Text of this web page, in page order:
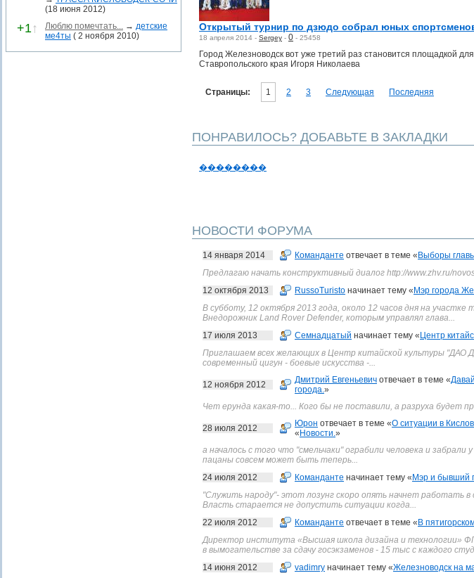
(18 июня 2012)
+1↑ Люблю помечтать... → детские
ме4ты ( 2 ноября 2010)
Открытый турнир по дзюдо собрал юных
18 апреля 2014 - Sergey - 0 - 25458
Город Железноводск вот уже третий раз становится площадкой
Ставропольского края Игоря Николаева
Страницы:
1 2 3 Следующая Последняя
ПОНРАВИЛОСЬ? ДОБАВЬТЕ В ЗАКЛАДКИ
��������
НОВОСТИ ФОРУМА
14 января 2014 Команданте отвечает в теме « Выборы
Предлагаю начать конструктивный диалог http://www.zhv.ru/
12 октября 2013
RussoTuristo начинает тему « Мэр города
В субботу, 12 октября 2013 года, около 12 часов дня на
Внедорожник Land Rover Defender, которым управлял глава...
17 июля 2013
Семнадцатый начинает тему « Центр
Приглашаем всех желающих в Центр китайской культуры "ДАО
современный цигун - боевые искусства -...
12 ноября 2012 Дмитрий Евгеньевич отвечает в теме «
города.»
Чет ерунда какая-то... Кого бы не поставили, а разруха
28 июля 2012 Юрон отвечает в теме «О ситуации в
« Новости.»
а началось с того что "смельчаки" ограбили человека и
пацаны совсем может быть теперь...
24 июля 2012
Команданте начинает тему « Мэр и бывший
"Служить народу"- этот лозунг скоро опять начнет работать
Власть старается не допустить ситуации когда...
22 июля 2012
Команданте отвечает в теме « В
Директор института «Высшая школа дизайна и технологии»
в вымогательстве за сдачу госэкзаменов - 15 тыс с каждого
14 июня 2012
vadimry начинает тему «Железноводск на